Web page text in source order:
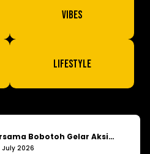
Vibes
LIfestyle
Bobotoh Gelar Aksi
Bandung, Sekaligus
July 2026